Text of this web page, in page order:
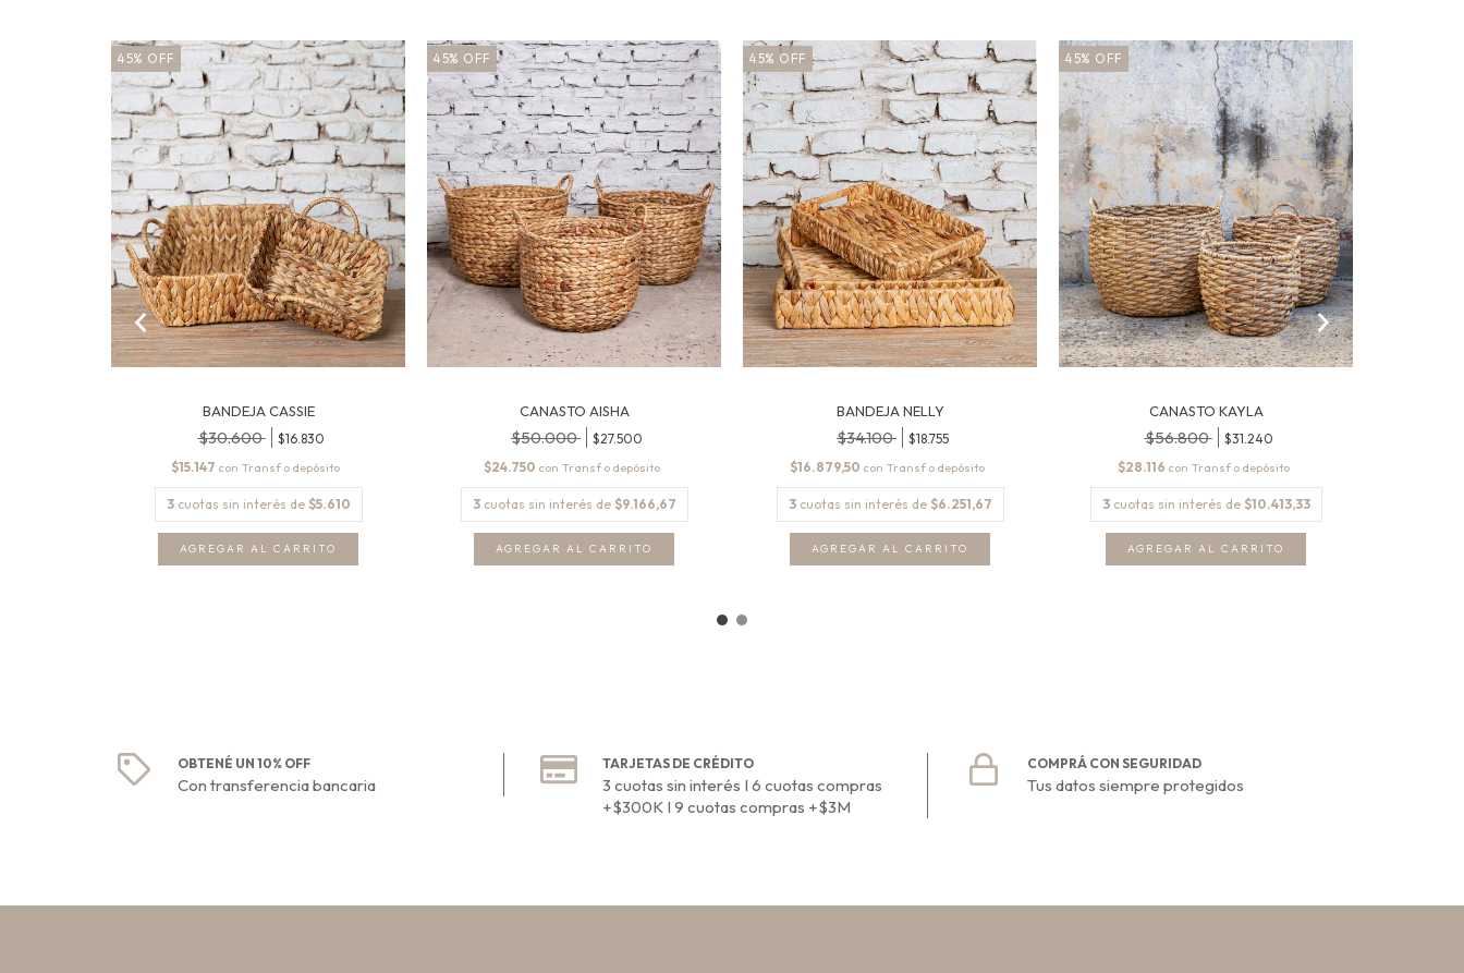
45% OFF
BANDEJA CASSIE
$30.600
$16.830
$15.147 con
3 cuotas sin interés de $5.610
AGREGAR AL CARRITO
45% OFF
CANASTO AISHA
$50.000
$27.500
$24.750 con
3 cuotas sin interés de $9.166,67
AGREGAR AL CARRITO
45% OFF
BANDEJA NELLY
$34.100
$18.755
$16.879,50 con
3 cuotas sin interés de $6.251,67
AGREGAR AL CARRITO
45% OFF
CANASTO KAYLA
$56.800
$31.240
$28.116 con
3 cuotas sin interés de $10.413,33
AGREGAR AL CARRITO
OBTENÉ UN 10% OFF
Con transferencia bancaria
TARJETAS DE CRÉDITO
3 cuotas sin interés I 6 cuotas compras
+$300K I 9 cuotas compras +$3M
COMPRÁ CON SEGURIDAD
Tus datos siempre protegidos